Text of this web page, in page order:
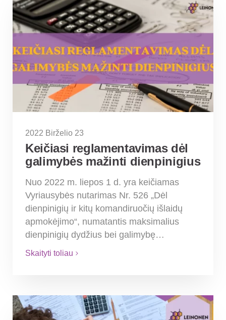
2022 Birželio 23
Keičiasi reglamentavimas dėl
galimybės mažinti dienpinigius
Nuo 2022 m. liepos 1 d. yra keičiamas
Vyriausybės nutarimas Nr. 526 „Dėl
dienpinigių ir kitų komandiruočių išlaidų
apmokėjimo“, numatantis maksimalius
dienpinigių dydžius bei galimybę…
Skaityti toliau